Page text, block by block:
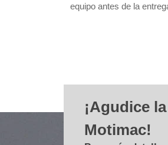
equipo antes de la
¡Agudice
Motimac!